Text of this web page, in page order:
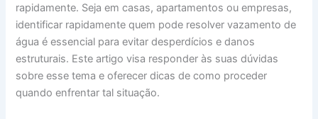
rapidamente. Seja em casas, apartamentos ou empresas,
identificar rapidamente quem pode resolver vazamento de
água é essencial para evitar desperdícios e danos
estruturais. Este artigo visa responder às suas dúvidas
sobre esse tema e oferecer dicas de como proceder
quando enfrentar tal situação.